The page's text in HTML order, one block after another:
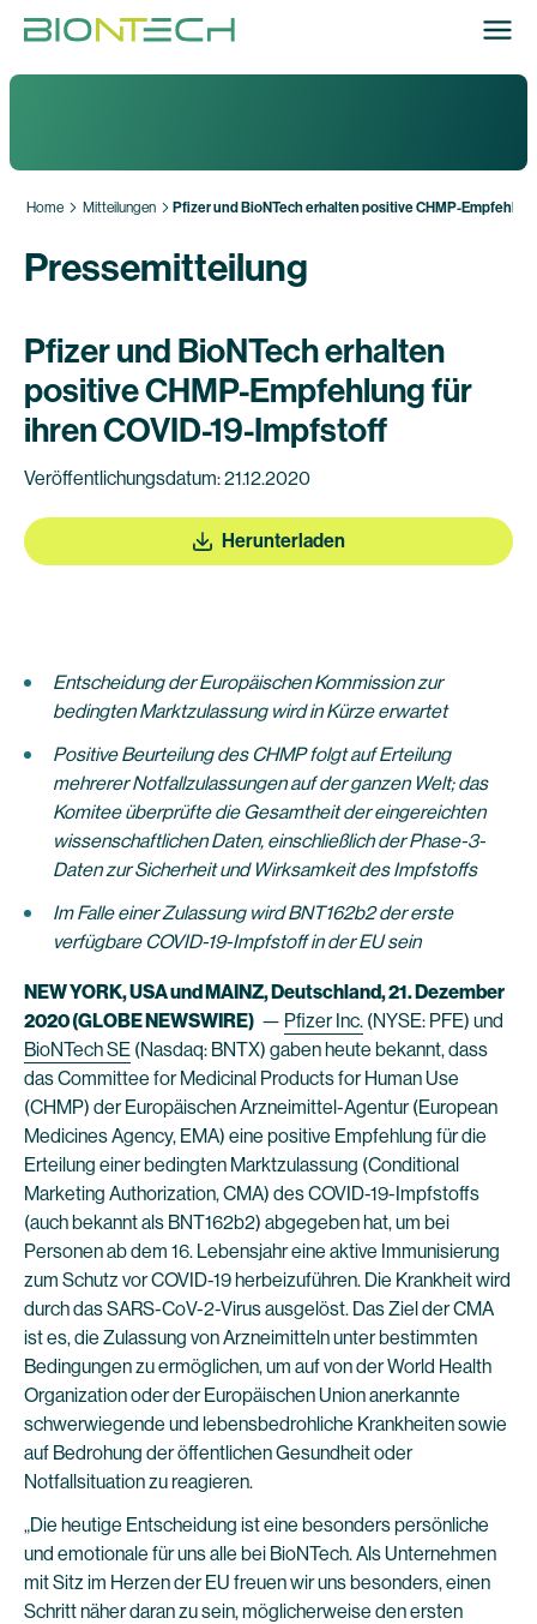
Home Mitteilungen Pfizer und BioNTech erhalten positive CHMP-
Pressemitteilung
Pfizer und BioNTech erhalten
positive CHMP-Empfehlung für
ihren COVID-19-Impfstoff
Veröffentlichungsdatum: 21.12.2020
Herunterladen
Entscheidung der Europäischen Kommission zur
bedingten Marktzulassung wird in Kürze erwartet
Positive Beurteilung des CHMP folgt auf Erteilung
mehrerer Notfallzulassungen auf der ganzen Welt; das
Komitee überprüfte die Gesamtheit der eingereichten
wissenschaftlichen Daten, einschließlich der Phase-3-
Daten zur Sicherheit und Wirksamkeit des Impfstoffs
Im Falle einer Zulassung wird BNT162b2 der erste
verfügbare COVID-19-Impfstoff in der EU sein
NEW YORK, USA und MAINZ, Deutschland, 21. Dezember
2020 (GLOBE NEWSWIRE) — Pfizer Inc. (NYSE: PFE) und
BioNTech SE (Nasdaq: BNTX) gaben heute bekannt, dass
das Committee for Medicinal Products for Human Use
(CHMP) der Europäischen Arzneimittel-Agentur (European
Medicines Agency, EMA) eine positive Empfehlung für die
Erteilung einer bedingten Marktzulassung (Conditional
Marketing Authorization, CMA) des COVID-19-Impfstoffs
(auch bekannt als BNT162b2) abgegeben hat, um bei
Personen ab dem 16. Lebensjahr eine aktive Immunisierung
zum Schutz vor COVID-19 herbeizuführen. Die Krankheit wird
durch das SARS-CoV-2-Virus ausgelöst. Das Ziel der CMA
ist es, die Zulassung von Arzneimitteln unter bestimmten
Bedingungen zu ermöglichen, um auf von der World Health
Organization oder der Europäischen Union anerkannte
schwerwiegende und lebensbedrohliche Krankheiten sowie
auf Bedrohung der öffentlichen Gesundheit oder
Notfallsituation zu reagieren.
„Die heutige Entscheidung ist eine besonders persönliche
und emotionale für uns alle bei BioNTech. Als Unternehmen
mit Sitz im Herzen der EU freuen wir uns besonders, einen
Schritt näher daran zu sein, möglicherweise den ersten